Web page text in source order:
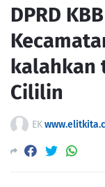
DPRD
kalahkan
Cililin
EK